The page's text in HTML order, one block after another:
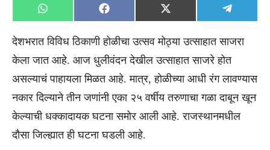
Share
on
WhatsApp
Share
on
Facebook
Share
on
X
(Twitter)
Share
on
देशभरात विविध ठिकाणी होळीचा उत्सव मोठ्या उत्साहात साजरा
केला जात आहे. आज धुलीवंदन देखील उत्साहात साजरे होत
असल्याचं पाहायला मिळत आहे. मात्र, होळीच्या आधी रंग लावण्यास
नकार दिल्याने तीन जणांनी एका २५ वर्षीय तरुणाचा गळा दाबून खून
केल्याची धक्कादायक घटना समोर आली आहे. राजस्थानमधील
दौसा जिल्ह्यात ही घटना घडली आहे.